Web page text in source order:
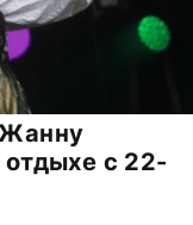
отдыхе с 22-